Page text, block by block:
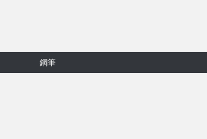
鋼筆